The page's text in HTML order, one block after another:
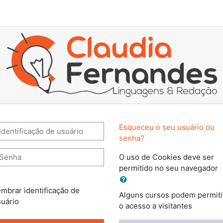
Curso da Professora Claudia
de usuário
identificação de
Esqueceu o seu usuário ou
senha?
O uso de Cookies deve ser
permitido no seu navegador
Alguns cursos podem
o acesso a visitantes